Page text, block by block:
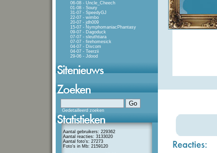
06-08 - Uncle_Cheech
01-08 - Soury
31-07 - SpeedyGJ
22-07 - wimbo
20-07 - jdh009
15-07 - NymphomaniacPhantasy
09-07 - Dagoduck
07-07 - sleuthtiara
07-07 - firehomesick
04-07 - Divcom
04-07 - Teerzii
29-06 - Jdood
Gedetailleerd zoeken
Aantal gebruikers: 229362
Aantal reacties: 3133020
Aantal foto's: 27273
Foto's in Mb: 2159120